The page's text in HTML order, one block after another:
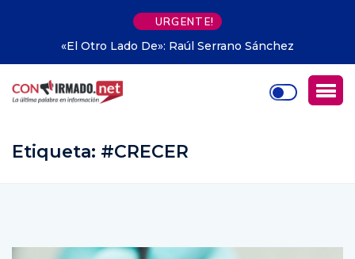
URGENTE!
Propiedad privada en Argentina: hasta dónde pudo
avanzar Milei
Etiqueta: #CRECER